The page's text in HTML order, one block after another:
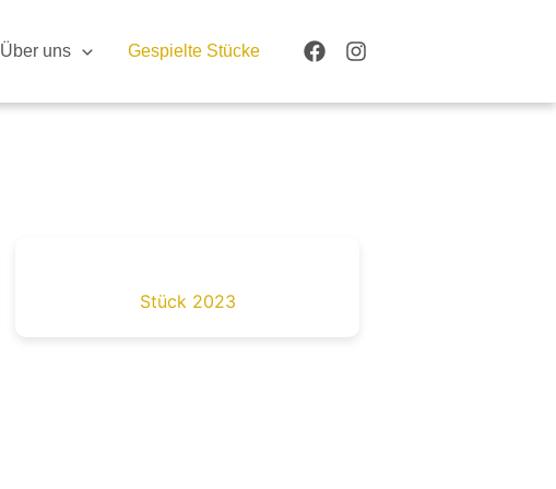
Über uns Gespielte Stücke
Stück 2023